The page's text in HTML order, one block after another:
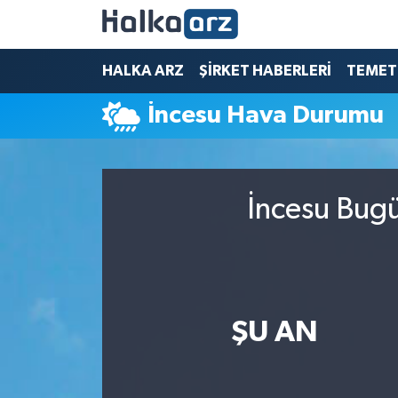
HALKA ARZ ŞİRKET HABERLERİ
İncesu Hava Durumu
İncesu
ŞU AN
HALKA ARZ
SERMAYE ARTIRIMI